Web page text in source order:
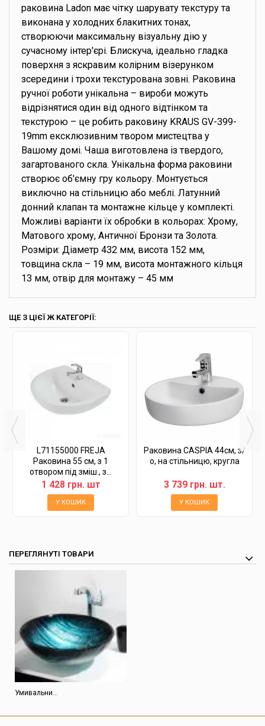
раковина Ladon має чітку шарувату текстуру та
виконана у холодних блакитних тонах,
створюючи максимальну візуальну дію у
сучасному інтер'єрі. Блискуча, ідеально гладка
поверхня з яскравим колірним візерунком
зсередини і трохи текстурована зовні. Раковина
ручної роботи унікальна – вироби можуть
відрізнятися один від одного відтінком та
текстурою – це робить раковину KRAUS GV-399-
19mm ексклюзивним твором мистецтва у
Вашому домі. Чаша виготовлена із твердого,
загартованого скла. Унікальна форма раковини
створює об'ємну гру кольору. Монтується
виключно на стільницю або меблі. Латунний
донний клапан та монтажне кільце у комплекті.
Можливі варіанти їх обробки в кольорах: Хрому,
Матового хрому, Античної Бронзи та Золота.
Розміри: Діаметр 432 мм, висота 152 мм,
товщина скла – 19 мм, висота монтажного кільця
13 мм, отвір для монтажу – 45 мм
ЩЕ З ЦІЄЇ Ж КАТЕГОРІЇ:
L71155000 FREJA
Раковина 55 см, з 1
отвором під зміш., з...
1 428 грн. шт
У КОШИК
Раковина CASPIA 44см, з/
о, на стільницю, кругла
3 739 грн. шт.
У КОШИК
ПЕРЕГЛЯНУТІ ТОВАРИ
Умивальни...